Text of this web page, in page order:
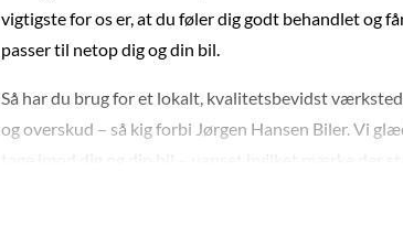
vigtigste for os er, at du føler dig godt behandlet og
passer til netop dig og din bil.
Så har du brug for et lokalt, kvalitetsbevidst
og overskud – så kig forbi Jørgen Hansen Biler. Vi
tage imod dig og din bil – uanset hvilket mærke der